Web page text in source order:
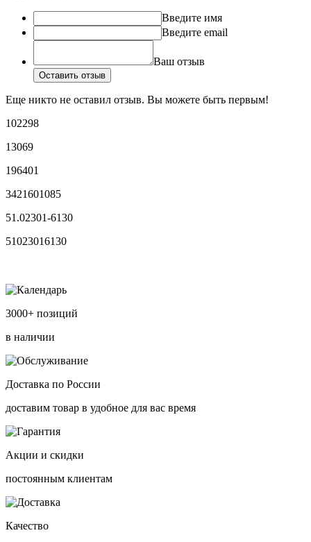
Введите имя
Введите email
Ваш отзыв
Оставить отзыв
Еще никто не оставил отзыв. Вы можете быть первым!
102298
13069
196401
3421601085
51.02301-6130
51023016130
3000+ позиций
в наличии
Доставка по России
доставим товар в удобное для вас время
Акции и скидки
постоянным клиентам
Качество